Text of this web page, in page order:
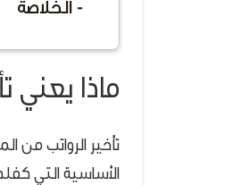
- الخلاصة
ماذا يعني
تأخير الرواتب من
الأساسية التي